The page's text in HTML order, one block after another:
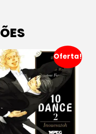
Oferta!